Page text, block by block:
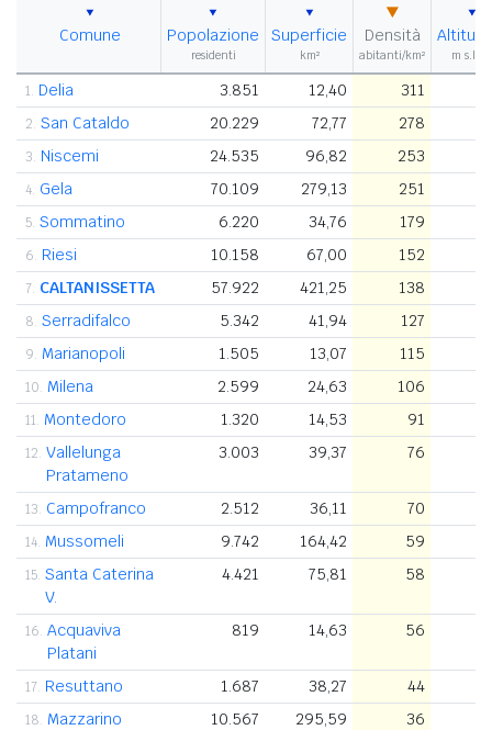
Comune Popolazione
residenti
Superficie
km²
Densità
abitanti/km² m s.l.m.
1. Delia 3.851 12,40 311
2. San Cataldo 20.229 72,77 278
3. Niscemi 24.535 96,82 253
4. Gela 70.109 279,13 251
5. Sommatino 6.220 34,76 179
6. Riesi 10.158 67,00 152
7. CALTANISSETTA 57.922 421,25 138
8. Serradifalco 5.342 41,94 127
9. Marianopoli 1.505 13,07 115
10. Milena 2.599 24,63 106
11. Montedoro 1.320 14,53 91
12. Vallelunga
Pratameno
3.003 39,37 76
13. Campofranco 2.512 36,11 70
14. Mussomeli 9.742 164,42 59
15. Santa Caterina
V.
4.421 75,81 58
16. Acquaviva
Platani
819 14,63 56
17. Resuttano 1.687 38,27 44
18. Mazzarino 10.567 295,59 36